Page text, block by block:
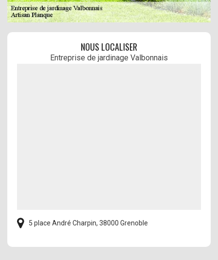
NOUS LOCALISER
Entreprise de jardinage Valbonnais
5 place André Charpin, 38000 Grenoble